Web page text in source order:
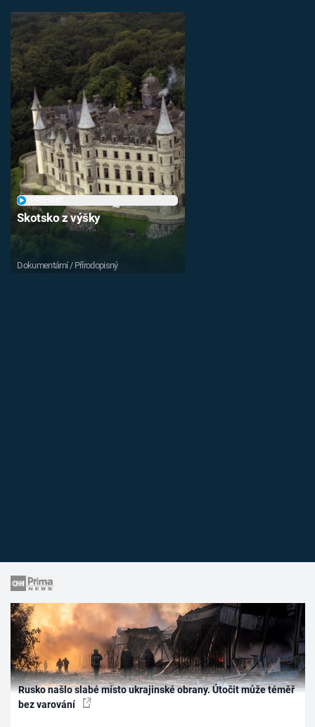
Skotsko z výšky
Dokumentární / Přírodopisný
Rusko našlo slabé místo ukrajinské obrany. Útočit může téměř
bez varování